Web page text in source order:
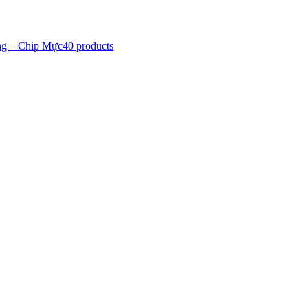
– Chip Mực40 products